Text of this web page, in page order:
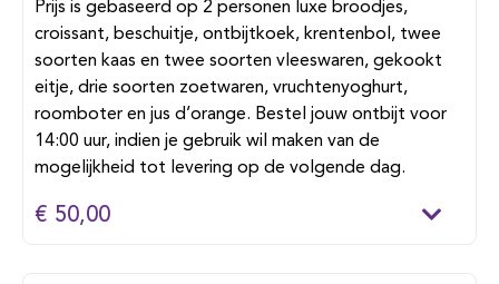
Prijs is gebaseerd op 2 personen luxe broodjes,
croissant, beschuitje, ontbijtkoek, krentenbol, twee
soorten kaas en twee soorten vleeswaren, gekookt
eitje, drie soorten zoetwaren, vruchtenyoghurt,
roomboter en jus d’orange. Bestel jouw ontbijt voor
14:00 uur, indien je gebruik wil maken van de
mogelijkheid tot levering op de volgende dag.
€ 50,00